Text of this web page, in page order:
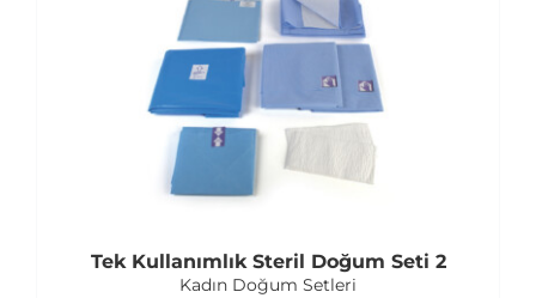
Tek Kullanımlık Steril Doğum Seti 2
Kadın Doğum Setleri